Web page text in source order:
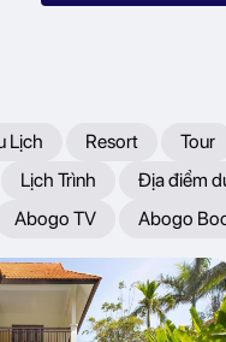
Lịch Resort Tour
Lịch Trình Địa điểm
Abogo TV Abogo